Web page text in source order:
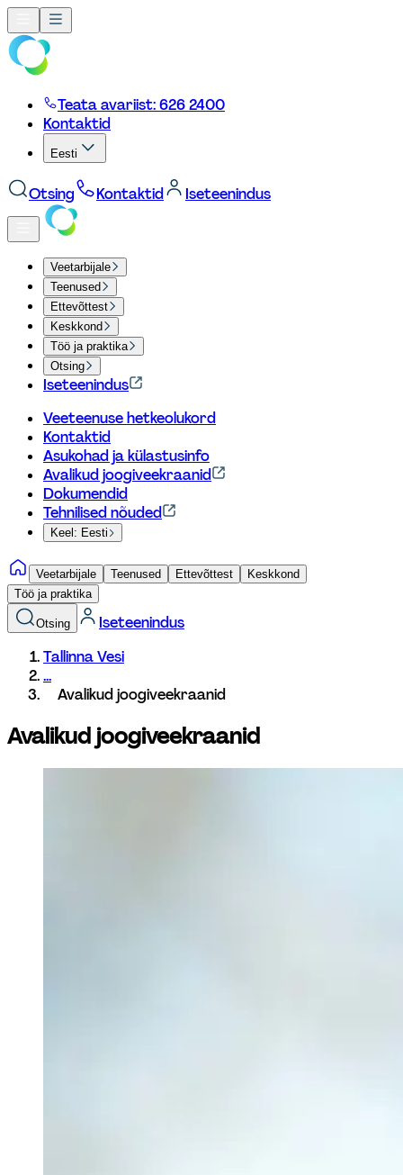
Teata avariist: 626 2400
Kontaktid
Eesti
Otsing Kontaktid Iseteenindus
Veetarbijale
Teenused
Ettevõttest
Keskkond
Töö ja praktika
Otsing
Iseteenindus
Veeteenuse hetkeolukord
Kontaktid
Asukohad ja külastusinfo
Avalikud joogiveekraanid
Dokumendid
Tehnilised nõuded
Keel: Eesti
Veetarbijale Teenused Ettevõttest
Keskkond
Töö ja praktika
Otsing
Iseteenindus
Tallinna Vesi
...
Avalikud joogiveekraanid
Avalikud joogiveekraanid